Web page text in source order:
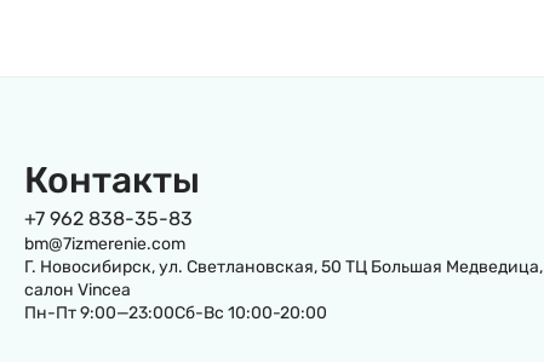
Контакты
+7 962 838-35-83
bm@7izmerenie.com
Г. Новосибирск, ул. Светлановская, 50 ТЦ Большая Медведица,
салон Vincea
Пн-Пт 9:00—23:00Сб-Вс 10:00-20:00